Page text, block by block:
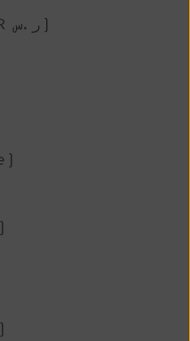
Arabie Saoudite (SAR ر.س)